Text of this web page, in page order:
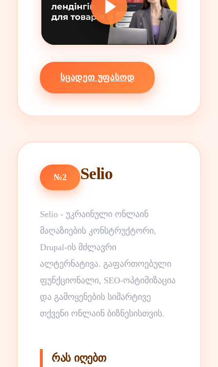
ᲡᲪᲐᲓᲔᲗ ᲣᲤᲐᲡᲝᲓ
№2 Selio
Selio - უკრაინული ონლაინ
მაღაზიების კონსტრუქტორი,
Drupal-ის მძლავრი
ალტერნატივა. გაფართოებული
ფუნქციონალი, SEO-ოპტიმიზაცია
და გამოყენების სიმარტივე
თქვენი ონლაინ ბიზნესისთვის.
რას იღებთ